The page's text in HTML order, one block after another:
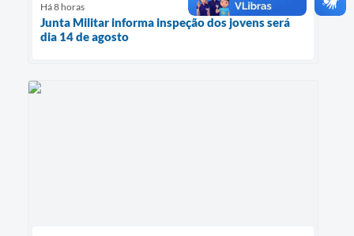
Há 8 horas
Junta Militar informa inspeção dos jovens será
dia 14 de agosto